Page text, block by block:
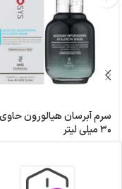
سرم آبرسان هیالورون
۳۰ میلی لیتر
کننده و ترمیم کننده
تومان